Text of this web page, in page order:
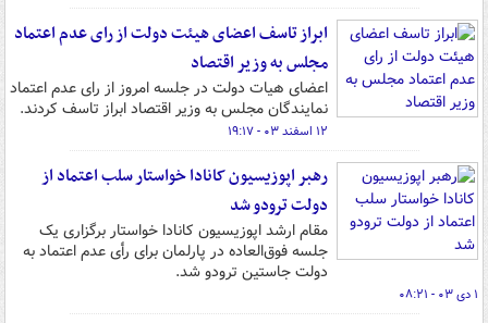
ابراز تاسف اعضای هیئت دولت از رای عدم اعتماد
مجلس به وزیر اقتصاد
اعضای هیات دولت در جلسه امروز از رای عدم اعتماد
نمایندگان مجلس به وزیر اقتصاد ابراز تاسف کردند.
۱۲ اسفند ۰۳ - ۱۹:۱۷
رهبر اپوزیسیون کانادا خواستار سلب اعتماد از
دولت ترودو شد
مقام ارشد اپوزیسیون کانادا خواستار برگزاری یک
جلسه فوق‌العاده در پارلمان برای رأی عدم اعتماد به
دولت جاستین ترودو شد.
۱ دی ۰۳ - ۰۸:۲۱